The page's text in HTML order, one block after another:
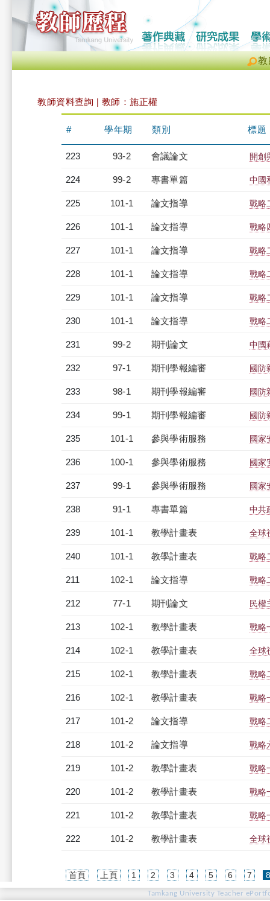
教
教師資料查詢 | 教師：施正權
# 學年期 類別 標題
223 93-2 會議論文 開創
224 99-2 專書單篇 中國
225 101-1 論文指導 戰略
226 101-1 論文指導 戰略
227 101-1 論文指導 戰略
228 101-1 論文指導 戰略
229 101-1 論文指導 戰略
230 101-1 論文指導 戰略
231 99-2 期刊論文 中國
232 97-1 期刊學報編審 國防
233 98-1 期刊學報編審 國防
234 99-1 期刊學報編審 國防
235 101-1 參與學術服務 國家
236 100-1 參與學術服務 國家
237 99-1 參與學術服務 國家
238 91-1 專書單篇 中共
239 101-1 教學計畫表 全球
240 101-1 教學計畫表 戰略
211 102-1 論文指導 戰略
212 77-1 期刊論文 民權
213 102-1 教學計畫表 戰略
214 102-1 教學計畫表 全球
215 102-1 教學計畫表 戰略
216 102-1 教學計畫表 戰略
217 101-2 論文指導 戰略
218 101-2 論文指導 戰略
219 101-2 教學計畫表 戰略
220 101-2 教學計畫表 戰略
221 101-2 教學計畫表 戰略
222 101-2 教學計畫表 全球
首頁 上頁 1 2 3 4 5 6 7
Tamkang University Teacher